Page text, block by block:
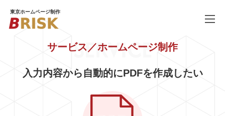
東京ホームページ制作
制作実績
SERVICE ホームページ制作
サービス／ホームページ制作
SERVICE
入力内容から自動的にPDFを作成したい